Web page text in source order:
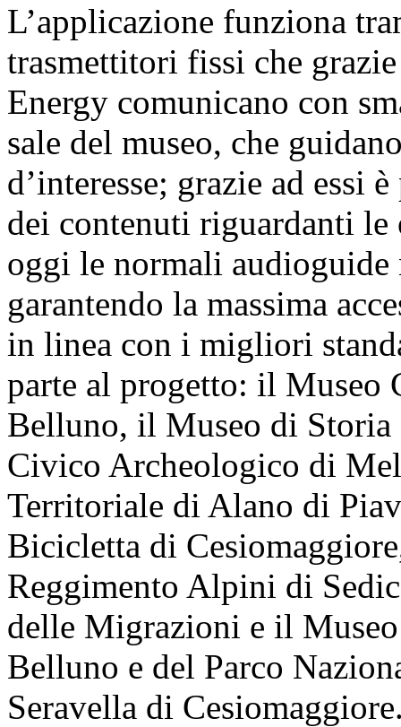
L’applicazione funziona
trasmettitori fissi che
Energy comunicano con
sale del museo, che
d’interesse; grazie ad essi
dei contenuti riguardanti le
oggi le normali audioguide
garantendo la massima
in linea con i migliori
parte al progetto: il Museo
Belluno, il Museo di
Civico Archeologico di
Territoriale di Alano di
Bicicletta di
Reggimento Alpini di
delle Migrazioni e il
Belluno e del Parco
Seravella di